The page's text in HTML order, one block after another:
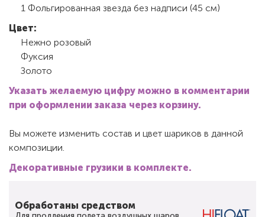
1 Фольгированная звезда без надписи (45 см)
Цвет:
Нежно розовый
Фуксия
Золото
Указать желаемую цифру можно в комментарии
при оформлении заказа через корзину.
Вы можете изменить состав и цвет шариков в данной
композиции.
Декоративные грузики в комплекте.
Обработаны средством